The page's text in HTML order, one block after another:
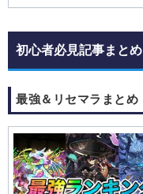
初心者必見記事まとめ
最強＆リセマラまとめ